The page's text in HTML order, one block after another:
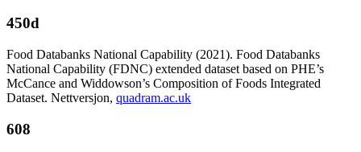
450d
Food Databanks National Capability (2021). Food Databanks
National Capability (FDNC) extended dataset based on PHE’s
McCance and Widdowson’s Composition of Foods Integrated
Dataset. Nettversjon, quadram.ac.uk
608